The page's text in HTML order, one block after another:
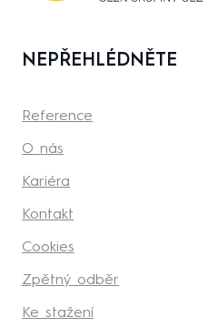
NEPŘEHLÉDNĚTE
Reference
O nás
Kariéra
Kontakt
Cookies
Zpětný odběr
Ke stažení